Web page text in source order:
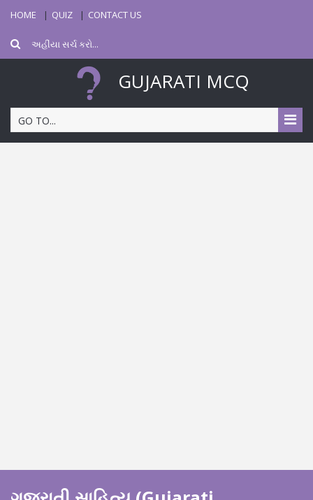
HOME QUIZ CONTACT US
GUJARATI MCQ
GO TO...